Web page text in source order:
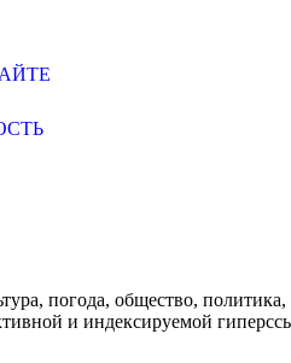
погода, общество, политика,
и индексируемой